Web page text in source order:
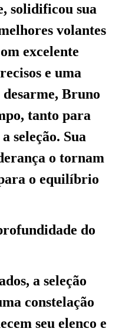
solidificou sua
volantes
excelente
e uma
Bruno
tanto para
seleção. Sua
o tornam
o equilíbrio
do
a seleção
constelação
seu elenco e